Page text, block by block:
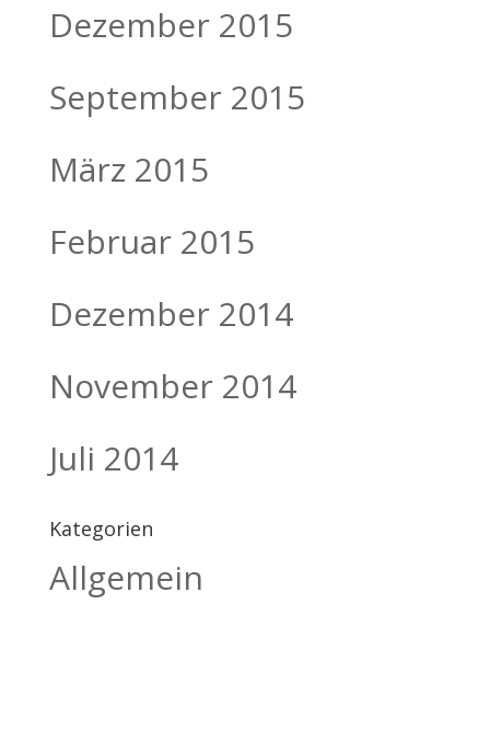
Dezember 2015
September 2015
März 2015
Februar 2015
Dezember 2014
November 2014
Juli 2014
Kategorien
Allgemein